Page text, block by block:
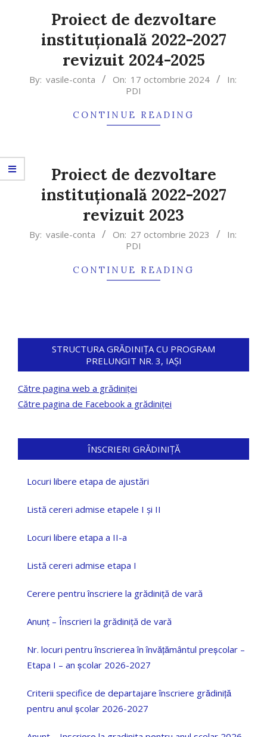
Proiect de dezvoltare
instituțională 2022-2027
revizuit 2024-2025
2024-
By: vasile-conta On: 17 octombrie 2024
In:
PDI
CONTINUE READING
Proiect de dezvoltare
instituțională 2022-2027
revizuit 2023
2023-
By: vasile-conta On: 27 octombrie 2023
In:
PDI
CONTINUE READING
STRUCTURA GRĂDINIȚA CU PROGRAM
PRELUNGIT NR. 3, IAȘI
Către pagina web a grădiniței
Către pagina de Facebook a grădiniței
ÎNSCRIERI GRĂDINIȚĂ
Locuri libere etapa de ajustări
Listă cereri admise etapele I și II
Locuri libere etapa a II-a
Listă cereri admise etapa I
Cerere pentru înscriere la grădiniță de vară
Anunț – Înscrieri la grădiniță de vară
Nr. locuri pentru înscrierea în învățământul preșcolar –
Etapa I – an școlar 2026-2027
Criterii specifice de departajare înscriere grădiniță
pentru anul școlar 2026-2027